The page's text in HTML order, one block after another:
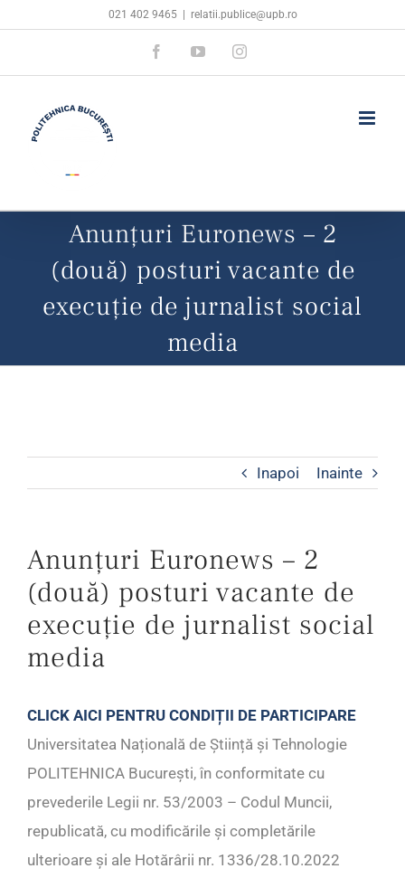
content
021 402 9465 relatii.publice@upb.ro
FacebookYouTubeInstagram
Anunțuri Euronews – 2
(două) posturi vacante de
execuție de jurnalist social
media
Inapoi Inainte
Anunțuri Euronews – 2
(două) posturi vacante de
execuție de jurnalist social
media
CLICK AICI PENTRU CONDIȚII DE PARTICIPARE
Universitatea Națională de Știință și Tehnologie
POLITEHNICA București, în conformitate cu
prevederile Legii nr. 53/2003 – Codul Muncii,
republicată, cu modificările și completările
ulterioare și ale Hotărârii nr. 1336/28.10.2022